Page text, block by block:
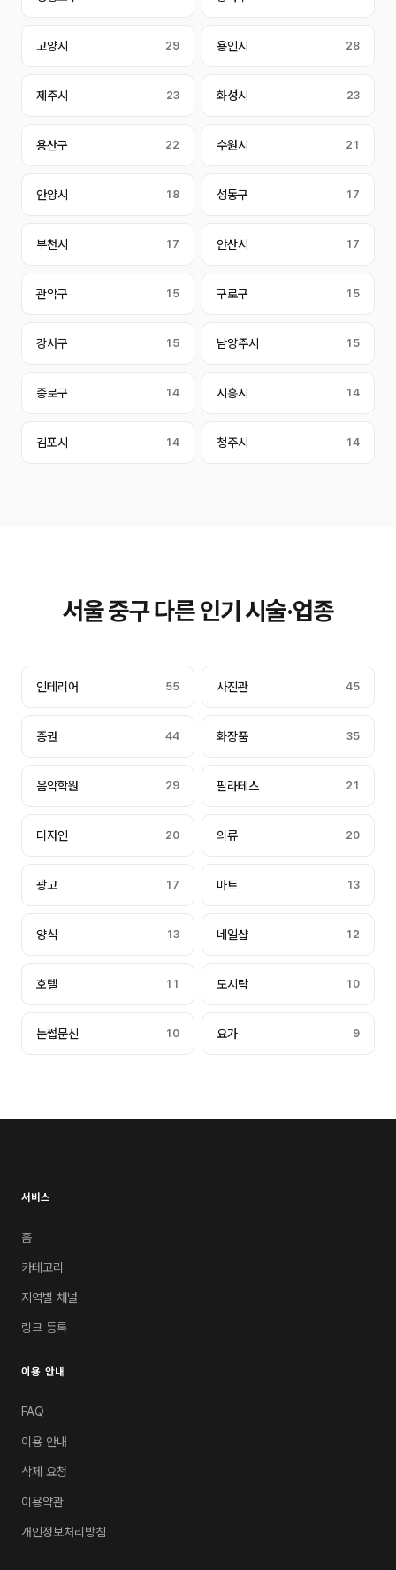
고양시 29 용인시 28
제주시 23 화성시 23
용산구 22 수원시 21
안양시 18 성동구 17
부천시 17 안산시 17
관악구 15 구로구 15
강서구 15 남양주시 15
종로구 14 시흥시 14
김포시 14 청주시 14
서울 중구 다른 인기 시술·업종
인테리어 55 사진관 45
증권 44 화장품 35
음악학원 29 필라테스 21
디자인 20 의류 20
광고 17 마트 13
양식 13 네일샵 12
호텔 11 도시락 10
눈썹문신 10 요가 9
서비스
홈
카테고리
지역별 채널
링크 등록
이용 안내
FAQ
이용 안내
삭제 요청
이용약관
개인정보처리방침